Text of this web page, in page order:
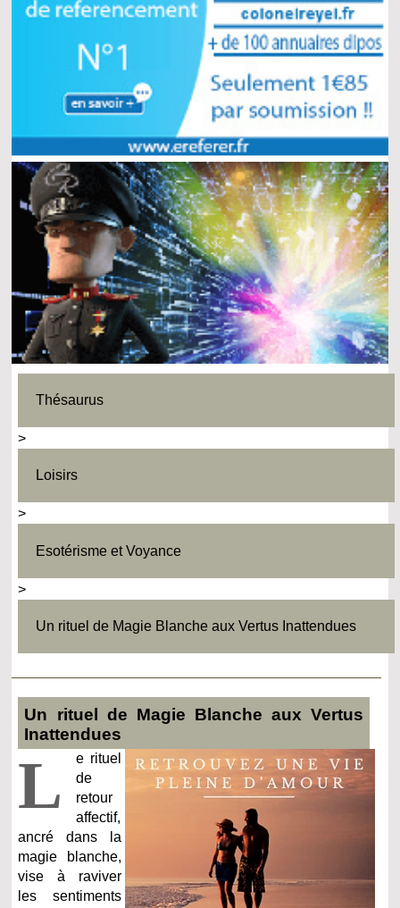
Thésaurus
>
Loisirs
>
Esotérisme et Voyance
>
Un rituel de Magie Blanche aux Vertus Inattendues
Un rituel de Magie Blanche aux Vertus
Inattendues
L
e rituel
de
retour
affectif,
ancré dans la
magie blanche,
vise à raviver
les sentiments